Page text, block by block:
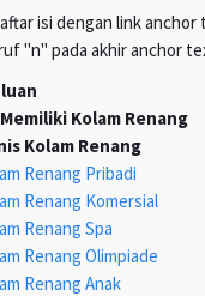
isi dengan link anchor
"n" pada akhir anchor
Kolam Renang
Kolam Renang
Renang Pribadi
Renang Komersial
Renang Spa
Renang Olimpiade
Renang Anak